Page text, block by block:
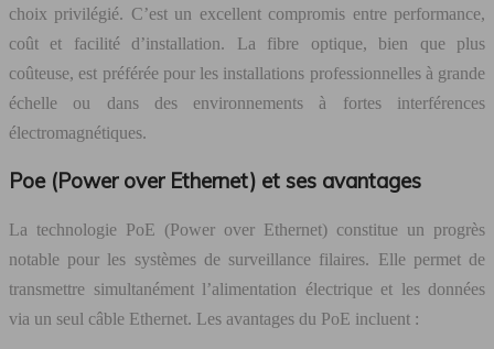
choix privilégié. C’est un excellent compromis entre performance,
coût et facilité d’installation. La fibre optique, bien que plus
coûteuse, est préférée pour les installations professionnelles à grande
échelle ou dans des environnements à fortes interférences
électromagnétiques.
Poe (Power over Ethernet) et ses avantages
La technologie PoE (Power over Ethernet) constitue un progrès
notable pour les systèmes de surveillance filaires. Elle permet de
transmettre simultanément l’alimentation électrique et les données
via un seul câble Ethernet. Les avantages du PoE incluent :